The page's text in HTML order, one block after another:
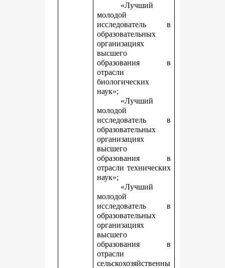
«Лучший
молодой
исследователь в
образовательных
организациях
высшего
образования в
отрасли
биологических
наук»;
«Лучший
молодой
исследователь в
образовательных
организациях
высшего
образования в
отрасли технических
наук»;
«Лучший
молодой
исследователь в
образовательных
организациях
высшего
образования в
отрасли
сельскохозяйственны